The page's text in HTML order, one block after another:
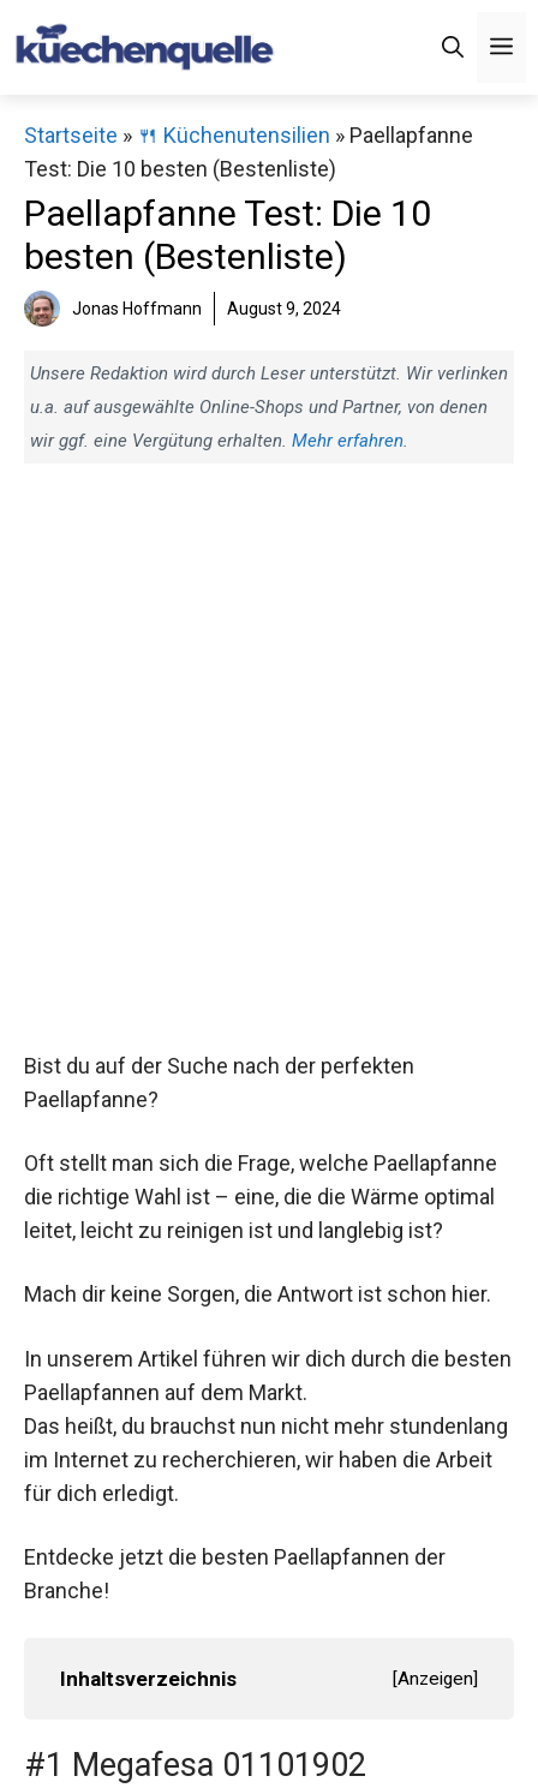
Inhalt
Startseite » 🍴 Küchenutensilien » Paellapfanne
Test: Die 10 besten (Bestenliste)
Paellapfanne Test: Die 10
besten (Bestenliste)
Jonas Hoffmann August 9, 2024
Unsere Redaktion wird durch Leser unterstützt. Wir verlinken
u.a. auf ausgewählte Online-Shops und Partner, von denen
wir ggf. eine Vergütung erhalten. Mehr erfahren.
Bist du auf der Suche nach der perfekten
Paellapfanne?
Oft stellt man sich die Frage, welche Paellapfanne
die richtige Wahl ist – eine, die die Wärme optimal
leitet, leicht zu reinigen ist und langlebig ist?
Mach dir keine Sorgen, die Antwort ist schon hier.
In unserem Artikel führen wir dich durch die besten
Paellapfannen auf dem Markt.
Das heißt, du brauchst nun nicht mehr stundenlang
im Internet zu recherchieren, wir haben die Arbeit
für dich erledigt.
Entdecke jetzt die besten Paellapfannen der
Branche!
Inhaltsverzeichnis [Anzeigen]
#1 Megafesa 01101902